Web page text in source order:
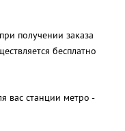
получении заказа
бесплатно
вас станции метро -